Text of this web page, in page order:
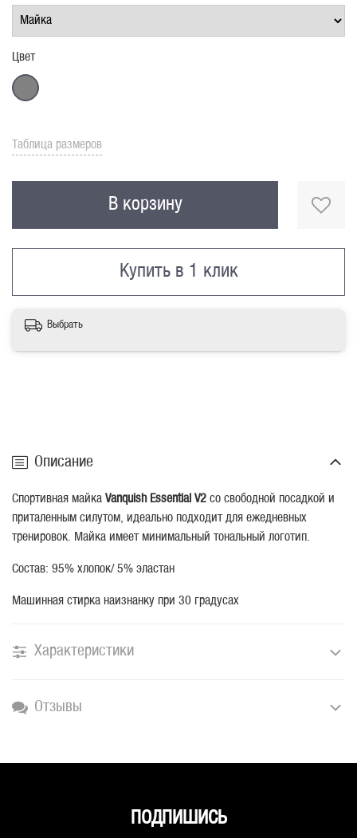
Таблица размеров
В корзину
Купить в 1 клик
Цвет
Выбрать
Описание
Спортивная майка Vanquish Essential V2 со свободной посадкой и
приталенным силутом, идеально подходит для ежедневных
тренировок. Майка имеет минимальный тональный логотип.
Состав: 95% хлопок/ 5% эластан
Машинная стирка наизнанку при 30 градусах
Характеристики
Отзывы
ПОДПИШИСЬ